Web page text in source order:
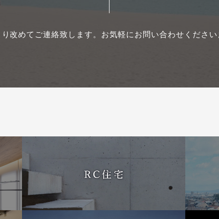
改めてご連絡致します。 お気軽にお問い合わせくださ